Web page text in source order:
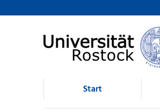
Browsen
direkt zum Inhalt
Start